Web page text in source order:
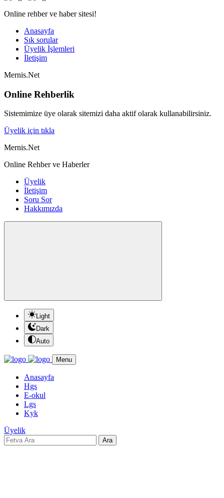
Online rehber ve haber sitesi!
Anasayfa
Sık sorular
Üyelik İşlemleri
İletişim
Mernis.Net
Online Rehberlik
Sistemimize üye olarak sitemizi daha aktif olarak kullanabilirsiniz.
Üyelik için tıkla
Mernis.Net
Online Rehber ve Haberler
Üyelik
İletişim
Soru Sor
Hakkımızda
Light
Dark
Auto
Menu
Anasayfa
Hgs
E-okul
Lgs
Kyk
Üyelik
Ara